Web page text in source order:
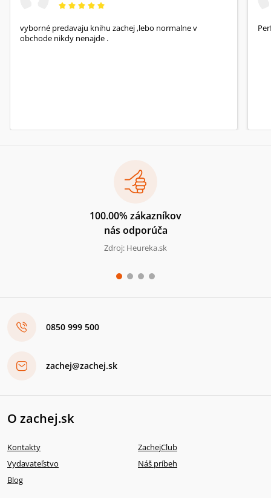
vyborné predavaju knihu zachej ,lebo normalne v
obchode nikdy nenajde .
100.00% zákazníkov
nás odporúča
Zdroj: Heureka.sk
0850 999 500
zachej@zachej.sk
O zachej.sk
Kontakty
ZachejClub
Vydavateľstvo
Náš príbeh
Blog